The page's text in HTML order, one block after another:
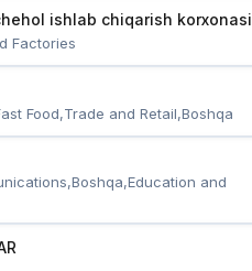
ishlab chiqarish korxonasi
Factories
Food,Trade and Retail,Boshqa
and